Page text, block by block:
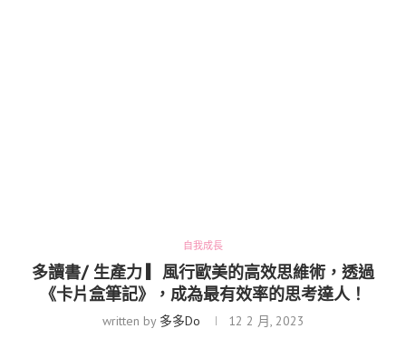
自我成長
多讀書/ 生產力 ▎風行歐美的高效思維術，透過
《卡片盒筆記》，成為最有效率的思考達人！
written by 多多Do 12 2 月, 2023